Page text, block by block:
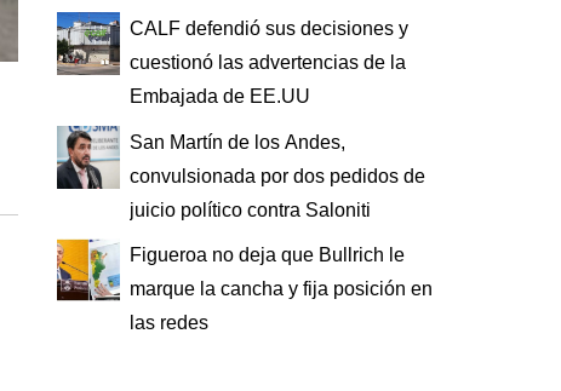
CALF defendió sus decisiones y
cuestionó las advertencias de la
Embajada de EE.UU
San Martín de los Andes,
convulsionada por dos pedidos de
juicio político contra Saloniti
Figueroa no deja que Bullrich le
marque la cancha y fija posición en
las redes